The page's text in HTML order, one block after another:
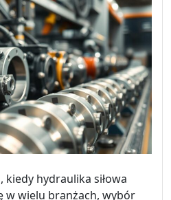
kiedy hydraulika siłowa
w wielu branżach, wybór